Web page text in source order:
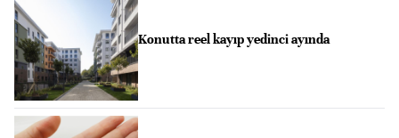
Konutta reel kayıp yedinci ayında